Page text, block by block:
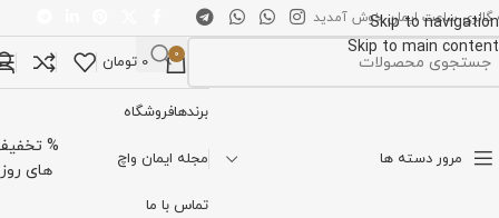
Skip to navigation
Skip to main content
گالری ساعت ایمان خوش آمدید
0
0 تومان
مرور دسته ها
برندهافروشگاه
مجله ایمان واچ
تماس با ما
%
های روز